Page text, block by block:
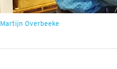
Martijn Overbeeke